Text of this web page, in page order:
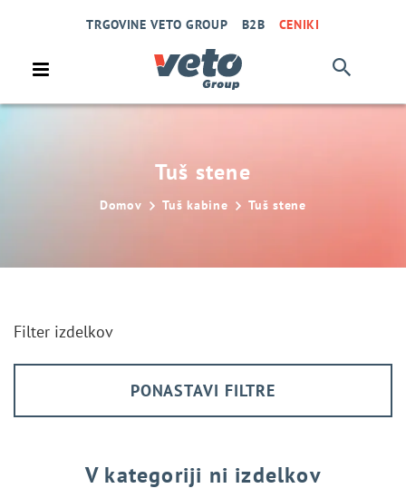
TRGOVINE VETO GROUP B2B CENIKI
Tuš stene
Domov Tuš kabine Tuš stene
Filter izdelkov
PONASTAVI FILTRE
V kategoriji ni izdelkov